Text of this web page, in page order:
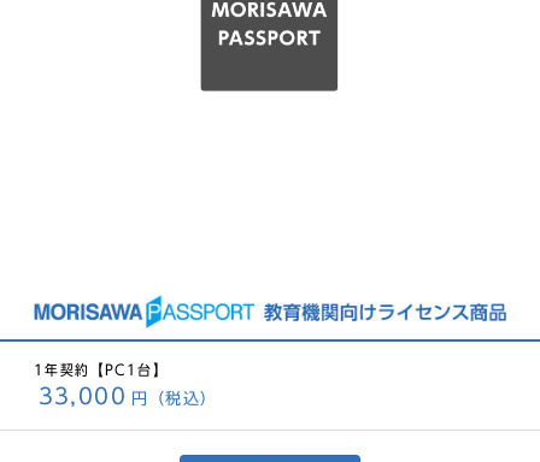
1年契約【PC1台】
33,000 円（税込）